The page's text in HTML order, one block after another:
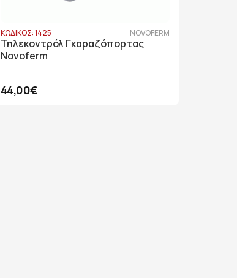
ΚΩΔΙΚΟΣ: 1425 NOVOFERM
Τηλεκοντρόλ Γκαραζόπορτας
Novoferm
44,00€